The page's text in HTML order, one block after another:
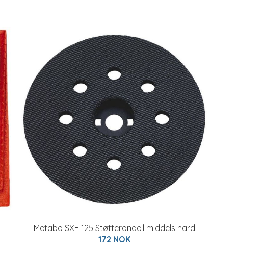
Metabo SXE 125 Støtterondell middels hard
172 NOK